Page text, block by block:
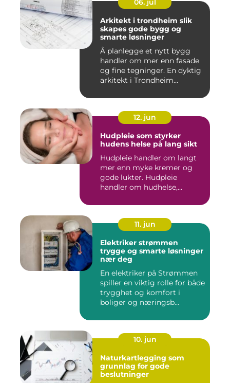
06. jul
Arkitekt i trondheim slik
skapes gode bygg og
smarte løsninger
Å planlegge et nytt bygg
handler om mer enn fasade
og fine tegninger. En dyktig
arkitekt i Trondheim...
12. jun
Hudpleie som styrker
hudens helse på lang sikt
Hudpleie handler om langt
mer enn myke kremer og
gode lukter. Hudpleie
handler om hudhelse,
11. jun
Elektriker strømmen
trygge og smarte løsninger
nær deg
En elektriker på Strømmen
spiller en viktig rolle for både
trygghet og komfort i
boliger og næringsb...
10. jun
Naturkartlegging som
grunnlag for gode
beslutninger